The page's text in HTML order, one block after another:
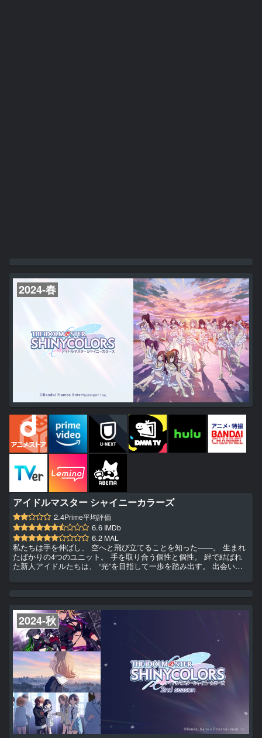
2024-春
アイドルマスター シャイニーカラーズ
2.4Prime平均評価
6.6 IMDb
6.2 MAL
私たちは手を伸ばし、 空へと飛び立てることを知った――。 生まれ
たばかりの4つのユニット。 手を取り合う個性と個性。 絆で結ばれ
た新人アイドルたちは、 “光”を目指して一歩を踏み出す。 出会いと
下、新たな翼が羽ばたき始める。
2024-秋